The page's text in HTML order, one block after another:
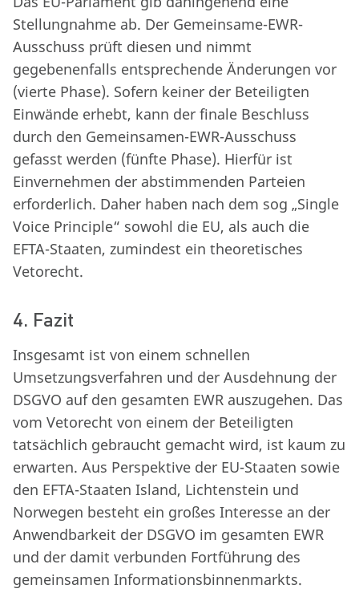
Stellungnahme ab. Der Gemeinsame-EWR-
Ausschuss prüft diesen und nimmt
gegebenenfalls entsprechende Änderungen vor
(vierte Phase). Sofern keiner der Beteiligten
Einwände erhebt, kann der finale Beschluss
durch den Gemeinsamen-EWR-Ausschuss
gefasst werden (fünfte Phase). Hierfür ist
Einvernehmen der abstimmenden Parteien
erforderlich. Daher haben nach dem sog „Single
Voice Principle“ sowohl die EU, als auch die
EFTA-Staaten, zumindest ein theoretisches
Vetorecht.
4. Fazit
Insgesamt ist von einem schnellen
Umsetzungsverfahren und der Ausdehnung der
DSGVO auf den gesamten EWR auszugehen. Das
vom Vetorecht von einem der Beteiligten
tatsächlich gebraucht gemacht wird, ist kaum zu
erwarten. Aus Perspektive der EU-Staaten sowie
den EFTA-Staaten Island, Lichtenstein und
Norwegen besteht ein großes Interesse an der
Anwendbarkeit der DSGVO im gesamten EWR
und der damit verbunden Fortführung des
gemeinsamen Informationsbinnenmarkts.